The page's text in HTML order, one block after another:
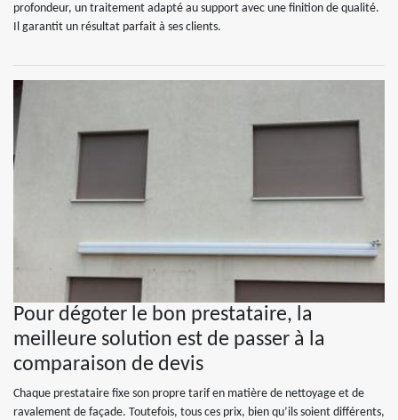
profondeur, un traitement adapté au support avec une finition de qualité.
Il garantit un résultat parfait à ses clients.
Pour dégoter le bon prestataire, la
meilleure solution est de passer à la
comparaison de devis
Chaque prestataire fixe son propre tarif en matière de nettoyage et de
ravalement de façade. Toutefois, tous ces prix, bien qu’ils soient différents,